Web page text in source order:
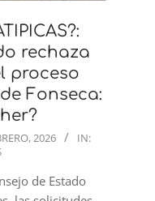
rechaza
proceso
Fonseca:
2026
IN:
de Estado